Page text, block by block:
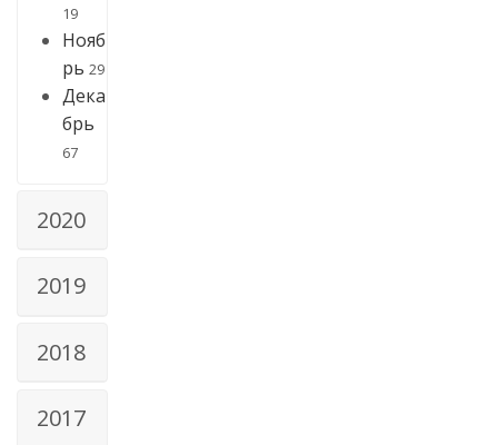
19
Нояб
рь 29
Дека
брь
67
2020
2019
2018
2017